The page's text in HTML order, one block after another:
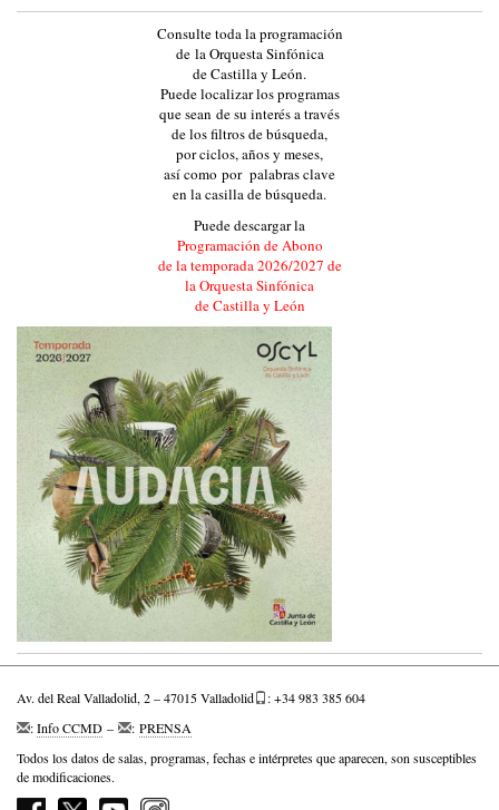
N
Consulte toda la programación
de la Orquesta Sinfónica
de Castilla y León.
Puede localizar los programas
que sean de su interés a través
de los filtros de búsqueda,
por ciclos, años y meses,
así como por palabras clave
en la casilla de búsqueda.
Puede descargar la
Programación de Abono
de la temporada 2026/2027 de
la Orquesta Sinfónica
de Castilla y León
Av. del Real Valladolid, 2 – 47015 Valladolid
: +34 983 385 604
:Info CCMD – : PRENSA
Todos los datos de salas, programas, fechas e intérpretes que aparecen, son susceptibles
de modificaciones.